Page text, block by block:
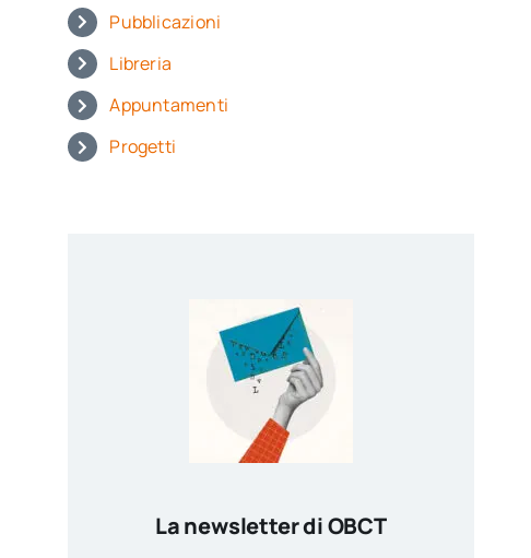
Pubblicazioni
Libreria
Appuntamenti
Progetti
La newsletter di OBCT